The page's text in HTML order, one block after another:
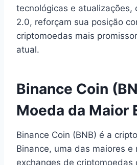
tecnológicas e atualizações,
2.0, reforçam sua posição
criptomoedas mais
atual.
Binance Coin
Moeda da Maior
Binance Coin (BNB) é a
Binance, uma das maiores e
exchanges de criptomoedas